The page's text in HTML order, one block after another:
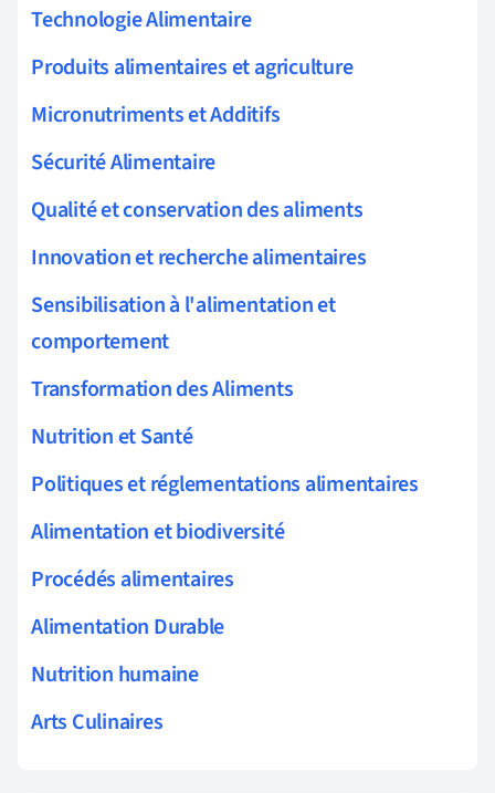
Technologie Alimentaire
Produits alimentaires et agriculture
Micronutriments et Additifs
Sécurité Alimentaire
Qualité et conservation des aliments
Innovation et recherche alimentaires
Sensibilisation à l'alimentation et
comportement
Transformation des Aliments
Nutrition et Santé
Politiques et réglementations alimentaires
Alimentation et biodiversité
Procédés alimentaires
Alimentation Durable
Nutrition humaine
Arts Culinaires